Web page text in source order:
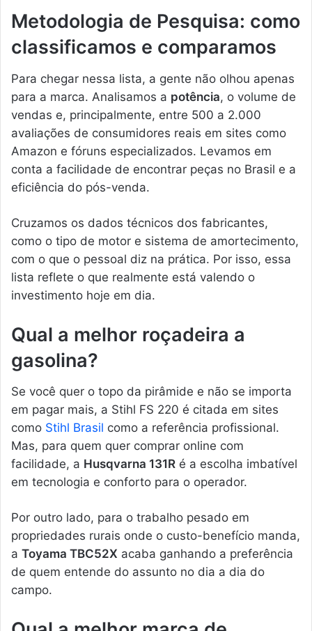
Metodologia de Pesquisa: como
classificamos e comparamos
Para chegar nessa lista, a gente não olhou apenas
para a marca. Analisamos a potência, o volume de
vendas e, principalmente, entre 500 a 2.000
avaliações de consumidores reais em sites como
Amazon e fóruns especializados. Levamos em
conta a facilidade de encontrar peças no Brasil e a
eficiência do pós-venda.
Cruzamos os dados técnicos dos fabricantes,
como o tipo de motor e sistema de amortecimento,
com o que o pessoal diz na prática. Por isso, essa
lista reflete o que realmente está valendo o
investimento hoje em dia.
Qual a melhor roçadeira a
gasolina?
Se você quer o topo da pirâmide e não se importa
em pagar mais, a Stihl FS 220 é citada em sites
como Stihl Brasil como a referência profissional.
Mas, para quem quer comprar online com
facilidade, a Husqvarna 131R é a escolha imbatível
em tecnologia e conforto para o operador.
Por outro lado, para o trabalho pesado em
propriedades rurais onde o custo-benefício manda,
a Toyama TBC52X acaba ganhando a preferência
de quem entende do assunto no dia a dia do
campo.